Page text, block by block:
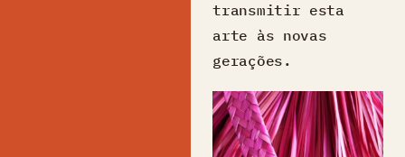
transmitir esta
arte às novas
gerações.